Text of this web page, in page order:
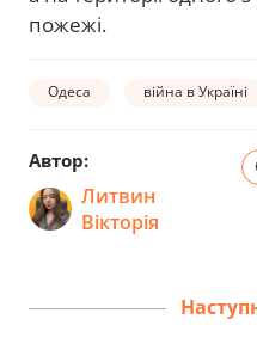
пожежі.
Одеса війна в Україні
Автор:
Литвин
Вікторія